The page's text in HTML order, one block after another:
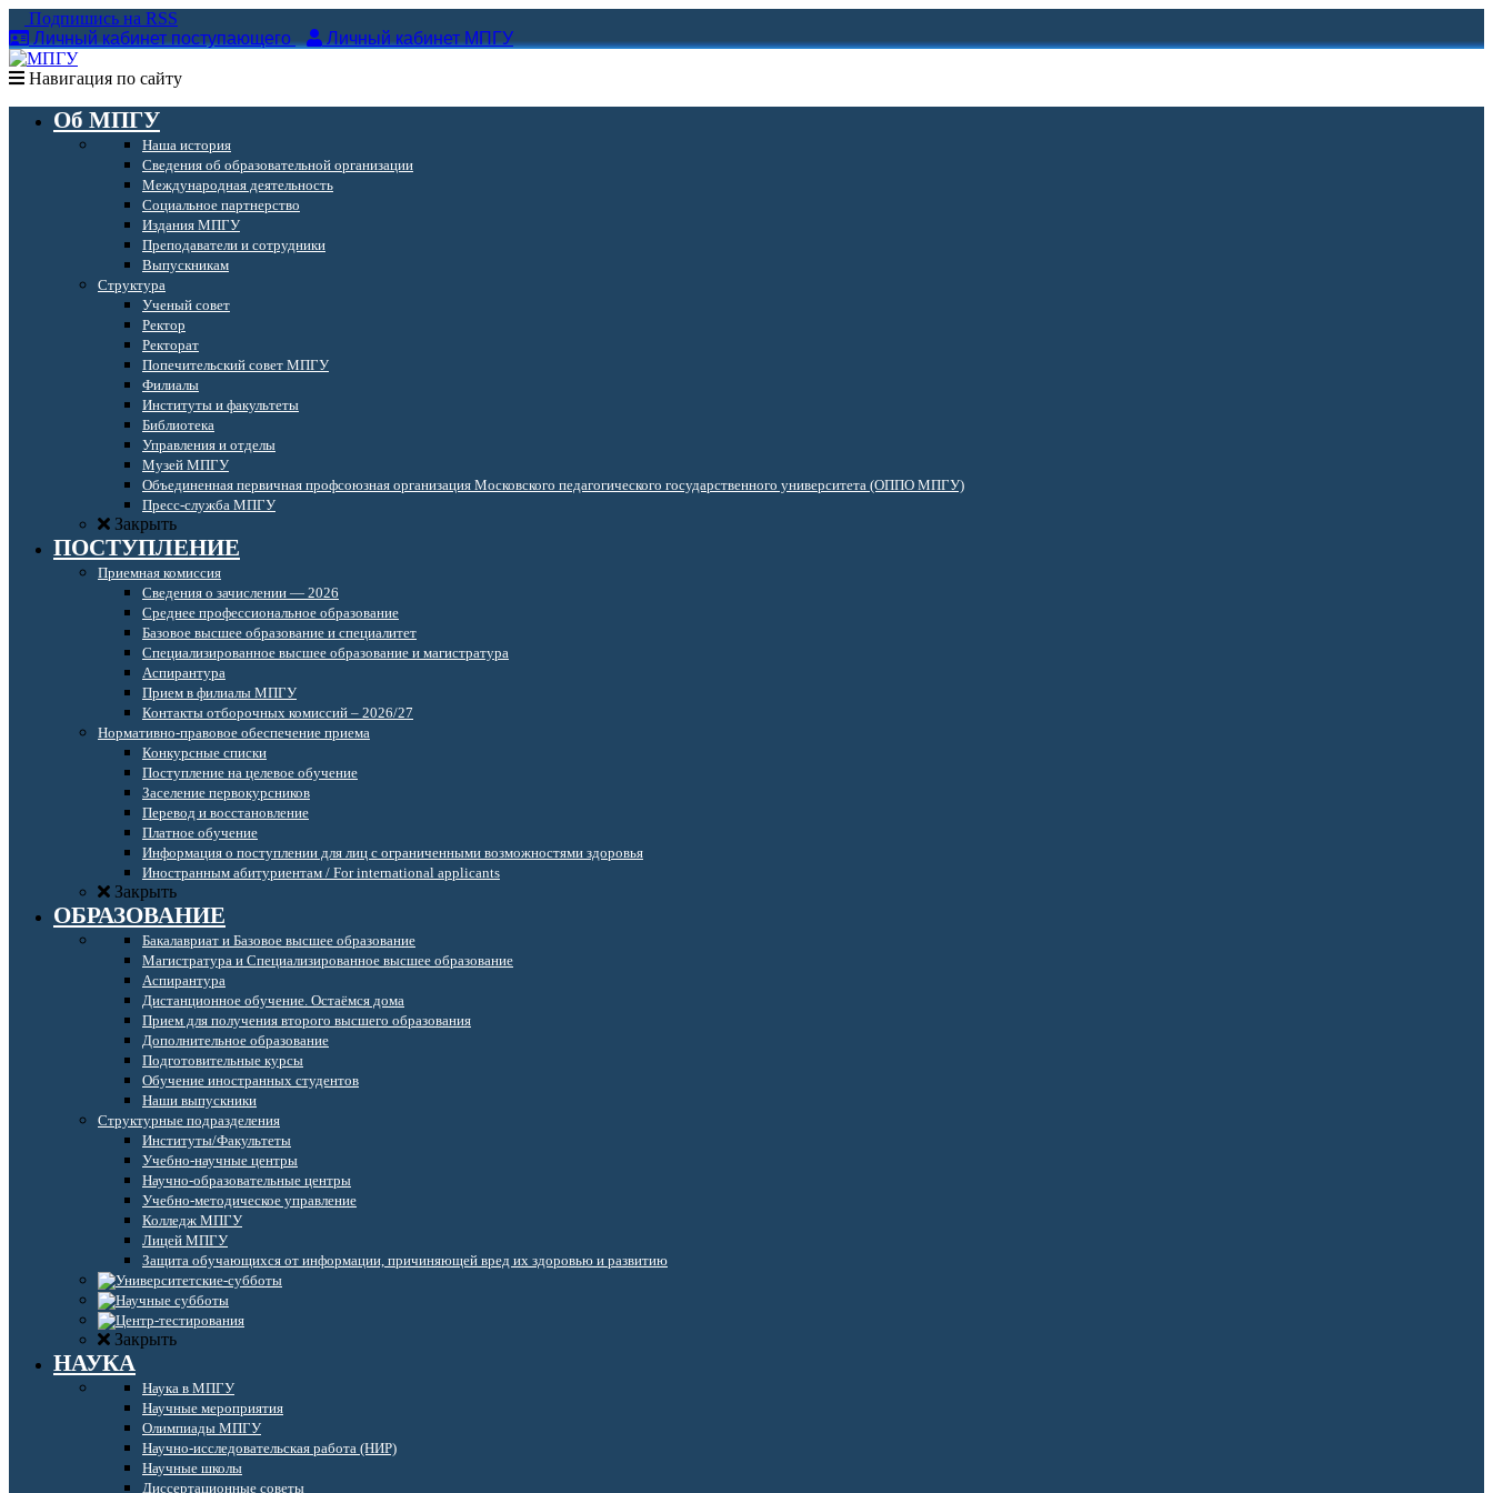
Подпишись на RSS
Личный кабинет поступающего
Личный кабинет МПГУ
Навигация по сайту
Об МПГУ
Наша история
Сведения об образовательной организации
Международная деятельность
Социальное партнерство
Издания МПГУ
Преподаватели и сотрудники
Выпускникам
Структура
Ученый совет
Ректор
Ректорат
Попечительский совет МПГУ
Филиалы
Институты и факультеты
Библиотека
Управления и отделы
Музей МПГУ
Объединенная первичная профсоюзная организация Московского педагогического государственного университета (ОППО МПГУ)
Пресс-служба МПГУ
Закрыть
ПОСТУПЛЕНИЕ
Приемная комиссия
Сведения о зачислении — 2026
Среднее профессиональное образование
Базовое высшее образование и специалитет
Специализированное высшее образование и магистратура
Аспирантура
Прием в филиалы МПГУ
Контакты отборочных комиссий – 2026/27
Нормативно-правовое обеспечение приема
Конкурсные списки
Поступление на целевое обучение
Заселение первокурсников
Перевод и восстановление
Платное обучение
Информация о поступлении для лиц с ограниченными возможностями здоровья
Иностранным абитуриентам / For international applicants
Закрыть
ОБРАЗОВАНИЕ
Бакалавриат и Базовое высшее образование
Магистратура и Специализированное высшее образование
Аспирантура
Дистанционное обучение. Остаёмся дома
Прием для получения второго высшего образования
Дополнительное образование
Подготовительные курсы
Обучение иностранных студентов
Наши выпускники
Структурные подразделения
Институты/Факультеты
Учебно-научные центры
Научно-образовательные центры
Учебно-методическое управление
Колледж МПГУ
Лицей МПГУ
Защита обучающихся от информации, причиняющей вред их здоровью и развитию
Закрыть
НАУКА
Наука в МПГУ
Научные мероприятия
Олимпиады МПГУ
Научно-исследовательская работа (НИР)
Научные школы
Диссертационные советы